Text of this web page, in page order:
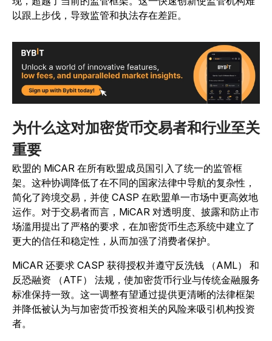
以跟上步伐，导致监管和执法存在差距。
为什么这对加密货币交易者和行业至关
重要
欧盟的 MiCAR 在所有欧盟成员国引入了统一的监管框
架。这种协调降低了在不同的国家法律中导航的复杂性，
简化了跨境交易，并使 CASP 在欧盟单一市场中更高效地
运作。对于交易者而言，MiCAR 对透明度、披露和防止市
场滥用提出了严格的要求，在加密货币生态系统中建立了
更大的信任和稳定性，从而加强了消费者保护。
MiCAR 还要求 CASP 获得授权并遵守反洗钱 （AML） 和
反恐融资 （ATF） 法规，使加密货币行业与传统金融服务
标准保持一致。这一调整有望通过提供更清晰的法律框架
并降低被认为与加密货币投资相关的风险来吸引机构投资
者。